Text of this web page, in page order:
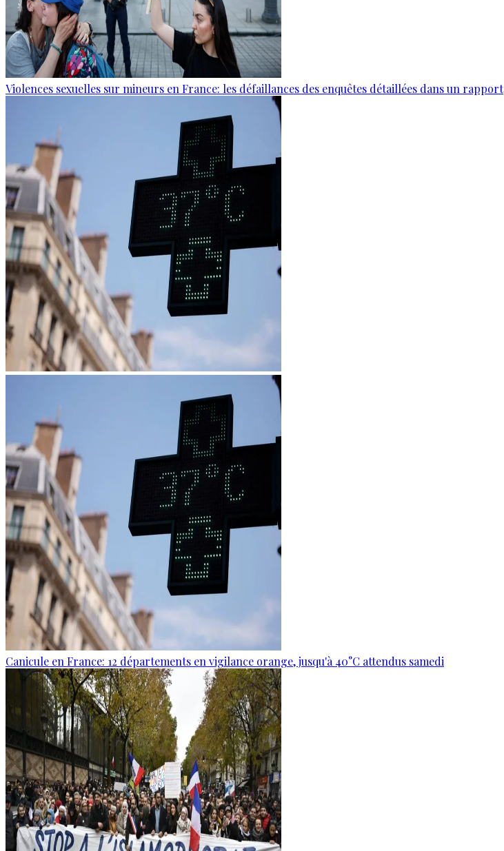
Violences sexuelles sur mineurs en France: les défaillances des enquêtes détaillées dans un rapport
Canicule en France: 12 départements en vigilance orange, jusqu'à 40°C attendus samedi